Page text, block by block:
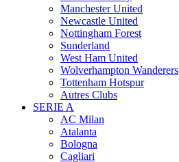
Manchester United
Newcastle United
Nottingham Forest
Sunderland
West Ham United
Wolverhampton Wanderers
Tottenham Hotspur
Autres Clubs
SERIE A
AC Milan
Atalanta
Bologna
Cagliari